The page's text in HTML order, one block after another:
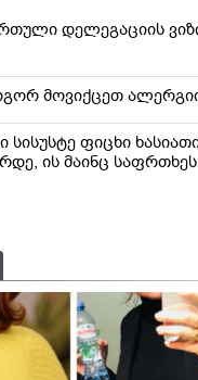
დელეგაციის
მოვიქცეთ
სისუსტე ფიცხი
ის მაინც საფრთხეს